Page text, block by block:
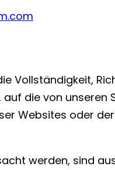
Vollständigkeit,
die von unseren
Websites oder
werden, sind